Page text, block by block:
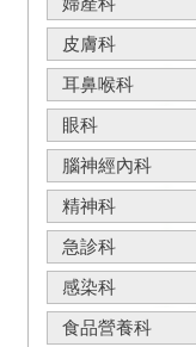
皮膚科
耳鼻喉科
眼科
腦神經內科
精神科
急診科
感染科
食品營養科